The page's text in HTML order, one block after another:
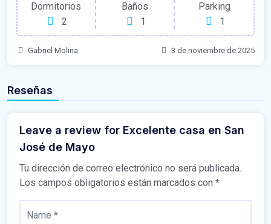
Dormitorios
2
Baños
1
Parking
1
Gabriel Molina 3 de noviembre de 2025
Reseñas
Leave a review for Excelente casa en San
José de Mayo
Tu dirección de correo electrónico no será publicada.
Los campos obligatorios están marcados con *